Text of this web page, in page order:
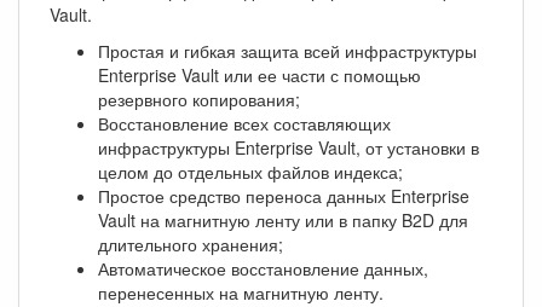
Vault.
Простая и гибкая защита всей инфраструктуры
Enterprise Vault или ее части с помощью
резервного копирования;
Восстановление всех составляющих
инфраструктуры Enterprise Vault, от установки в
целом до отдельных файлов индекса;
Простое средство переноса данных Enterprise
Vault на магнитную ленту или в папку B2D для
длительного хранения;
Автоматическое восстановление данных,
перенесенных на магнитную ленту.